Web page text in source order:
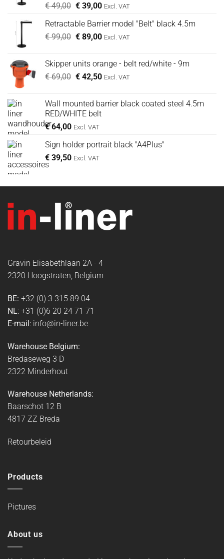
€49,00 Oorspronkelijke
was:
€ 49,00.
€39,00Huidige
is:
€ 39,00.
Excl. VAT
Retractable Barrier model "Belt" black 4.5m
€99,00 Oorspronkelijke
€ 99,00.
€89,00Huidige
€ 89,00.
Excl. VAT
Skipper units orange - belt red/white - 9m
€69,00 Oorspronkelijke
€ 69,00.
€42,50Huidige
€ 42,50.
Excl. VAT
Wall mounted barrier black coated steel 4.5m
RED/WHITE belt
€64,00 Excl. VAT
Sign holder portrait black "A4Plus"
€ 39,50 Excl. VAT
Gravin Elisabethlaan 2A - 4
2320 Hoogstraten, Belgium
BE: +32 (0) 3 315 89 04
NL: +31 (0)6 20 24 71 71
E-mail: info@in-liner.be
Warehouse Belgium:
Bredaseweg 3 D
2322 Minderhout
Warehouse Netherlands:
Baarschot 12 B
4817 ZZ Breda
Retourbeleid
Products
Pictures
About us